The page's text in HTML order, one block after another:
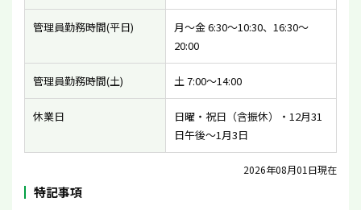
管理員勤務時間(平日)
月〜金 6:30〜10:30、16:30〜
20:00
管理員勤務時間(土) 土 7:00〜14:00
休業日
日曜・祝日（含振休）・12月31
日午後〜1月3日
2026年08月01日現在
特記事項